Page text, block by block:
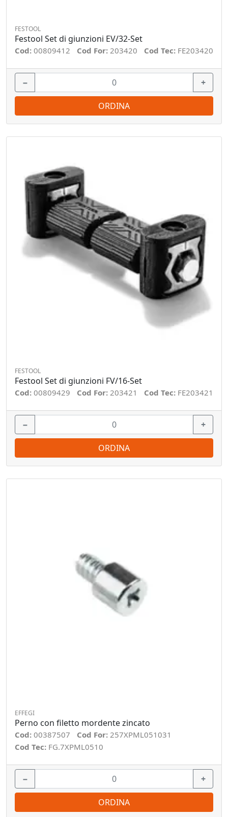
FESTOOL
Festool Set di giunzioni EV/32-Set
Cod: 00809412 Cod For: 203420 Cod Tec: FE203420
− +
ORDINA
FESTOOL
Festool Set di giunzioni FV/16-Set
Cod: 00809429 Cod For: 203421 Cod Tec: FE203421
− +
ORDINA
EFFEGI
Perno con filetto mordente zincato
Cod: 00387507 Cod For: 257XPML051031
Cod Tec: FG.7XPML0510
− +
ORDINA